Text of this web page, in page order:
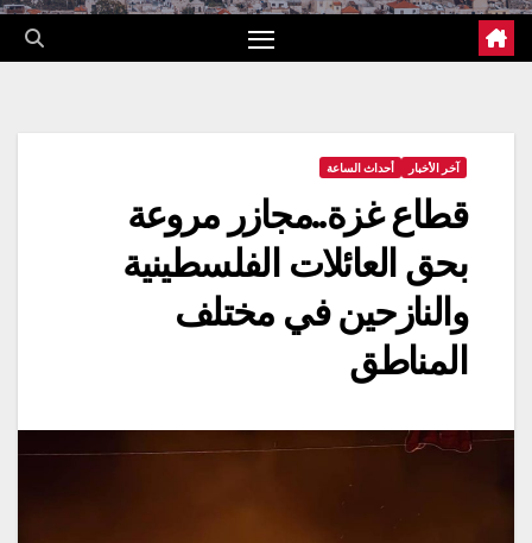
آخر الأخبار أحداث الساعة
قطاع غزة..مجازر مروعة
بحق العائلات الفلسطينية
والنازحين في مختلف
المناطق